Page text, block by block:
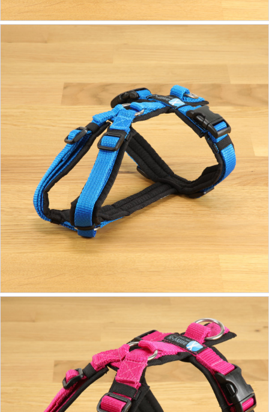
ab 39,90 €